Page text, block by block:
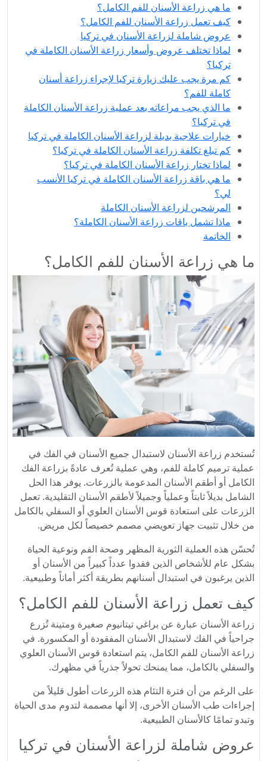
ما هي زراعة الأسنان للفم الكامل؟
كيف تعمل زراعة الأسنان للفم الكامل؟
عروض شاملة لزراعة الأسنان في تركيا
لماذا تختلف عروض وأسعار زراعة الأسنان الكاملة في
تركيا؟
كم مرة يجب عليك زيارة تركيا لإجراء زراعة أسنان
كاملة للفم؟
ما الذي يجب مراعاته بعد عملية زراعة الأسنان الكاملة
في تركيا؟
خيارات علاجية بديلة لزراعة الأسنان الكاملة في تركيا
كم تبلغ تكلفة زراعة الأسنان الكاملة في تركيا؟
لماذا تختار زراعة الأسنان الكاملة في تركيا؟
ما هي باقة زراعة الأسنان الكاملة في تركيا الأنسب
لي؟
المرشحين لزراعة الأسنان الكاملة
ماذا تشمل باقات زراعة الأسنان الكاملة؟
الخاتمة
ما هي زراعة الأسنان للفم الكامل؟
تُستخدم زراعة الأسنان لاستبدال جميع الأسنان في الفك في
عملية ترميم كاملة للفم، وهي عملية تُعرف عادةً بزراعة الفك
الكامل أو أطقم الأسنان المدعومة بالزرعات. يوفر هذا الحل
الشامل بديلاً ثابتاً وعملياً وجميلاً لأطقم الأسنان التقليدية. تعمل
الزرعات على استعادة قوس الأسنان العلوي أو السفلي بالكامل
من خلال تثبيت جهاز تعويضي مصمم خصيصاً لكل مريض.
تُحسّن هذه العملية الثورية المظهر وصحة الفم ونوعية الحياة
بشكل عام للأشخاص الذين فقدوا عدداً كبيراً من الأسنان أو
الذين يرغبون في استبدال أسنانهم بطريقة أكثر أماناً وطبيعية.
كيف تعمل زراعة الأسنان للفم الكامل؟
زراعة الأسنان عبارة عن براغي تيتانيوم صغيرة ومتينة تُزرع
جراحياً في الفك لاستبدال الأسنان المفقودة أو المكسورة. في
زراعة الأسنان للفم الكامل، يتم استعادة قوس الأسنان العلوي
والسفلي بالكامل، مما يمنحك تحولاً جذرياً في مظهرك.
على الرغم من أن فترة التئام هذه الزرعات أطول قليلاً من
إجراءات طب الأسنان الأخرى، إلا أنها مصممة لتدوم مدى الحياة
وتبدو تمامًا كالأسنان الطبيعية.
عروض شاملة لزراعة الأسنان في تركيا